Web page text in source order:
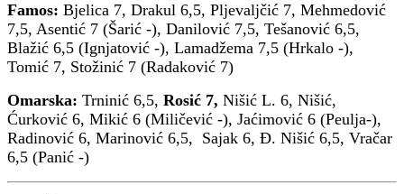
Famos: Bjelica 7, Drakul 6,5, Pljevaljčić 7, Mehmedović
7,5, Asentić 7 (Šarić -), Danilović 7,5, Tešanović 6,5,
Blažić 6,5 (Ignjatović -), Lamadžema 7,5 (Hrkalo -),
Tomić 7, Stožinić 7 (Radaković 7)
Omarska: Trninić 6,5, Rosić 7, Nišić L. 6, Nišić,
Ćurković 6, Mikić 6 (Miličević -), Jaćimović 6 (Peulja-),
Radinović 6, Marinović 6,5, Sajak 6, Đ. Nišić 6,5, Vračar
6,5 (Panić -)